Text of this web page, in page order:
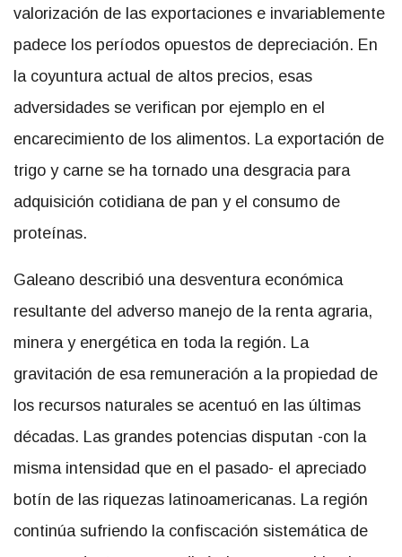
valorización de las exportaciones e invariablemente
padece los períodos opuestos de depreciación. En
la coyuntura actual de altos precios, esas
adversidades se verifican por ejemplo en el
encarecimiento de los alimentos. La exportación de
trigo y carne se ha tornado una desgracia para
adquisición cotidiana de pan y el consumo de
proteínas.
Galeano describió una desventura económica
resultante del adverso manejo de la renta agraria,
minera y energética en toda la región. La
gravitación de esa remuneración a la propiedad de
los recursos naturales se acentuó en las últimas
décadas. Las grandes potencias disputan -con la
misma intensidad que en el pasado- el apreciado
botín de las riquezas latinoamericanas. La región
continúa sufriendo la confiscación sistemática de